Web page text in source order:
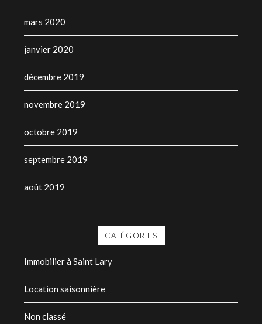
mars 2020
janvier 2020
décembre 2019
novembre 2019
octobre 2019
septembre 2019
août 2019
CATÉGORIES
Immobilier à Saint Lary
Location saisonnière
Non classé